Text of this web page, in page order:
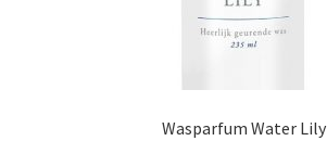
Wasparfum Water Lily